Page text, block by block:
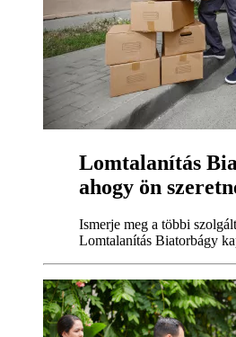
Lomtalanítás
ahogy ön
Ismerje meg a többi
Lomtalanítás Biatorbágy